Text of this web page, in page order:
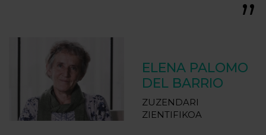
ELENA PALOMO
DEL BARRIO
ZUZENDARI
ZIENTIFIKOA